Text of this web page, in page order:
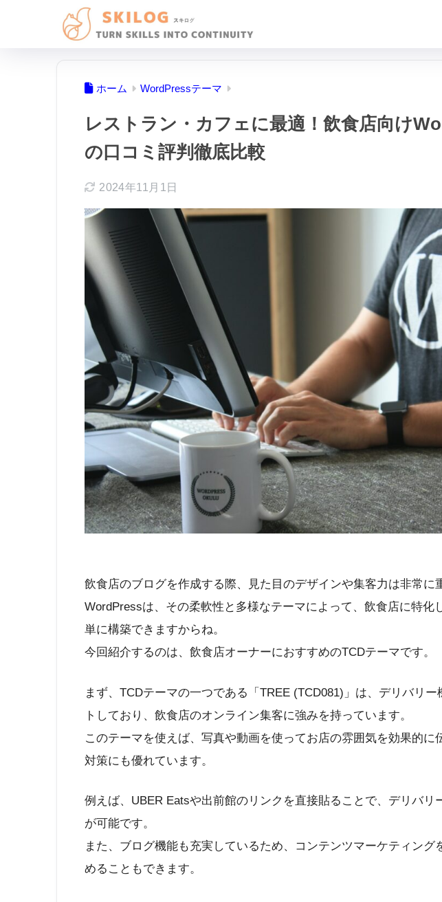
ホーム WordPressテーマ
レストラン・カフェに最適！飲食店向け
の口コミ評判徹底比較
2024年11月1日
飲食店のブログを作成する際、見た目のデザインや集客力は非常に
WordPressは、その柔軟性と多様なテーマによって、飲食店に特化
単に構築できますからね。
今回紹介するのは、飲食店オーナーにおすすめのTCDテーマです。
まず、TCDテーマの一つである「TREE (TCD081)」は、デリバリ
トしており、飲食店のオンライン集客に強みを持っています。
このテーマを使えば、写真や動画を使ってお店の雰囲気を効果的に
対策にも優れています。
例えば、UBER Eatsや出前館のリンクを直接貼ることで、デリバリ
が可能です。
また、ブログ機能も充実しているため、コンテンツマーケティング
めることもできます。